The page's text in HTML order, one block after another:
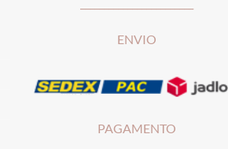
ENVIO
PAGAMENTO